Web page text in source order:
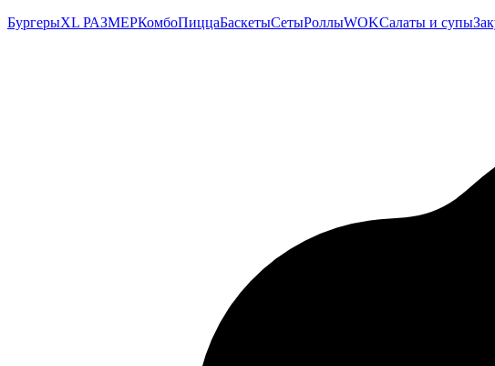
БургерыХL РАЗМЕРКомбоПиццаБаскетыСетыРоллыWOKСалаты и супы